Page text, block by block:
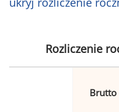
Rozliczenie
Brutto